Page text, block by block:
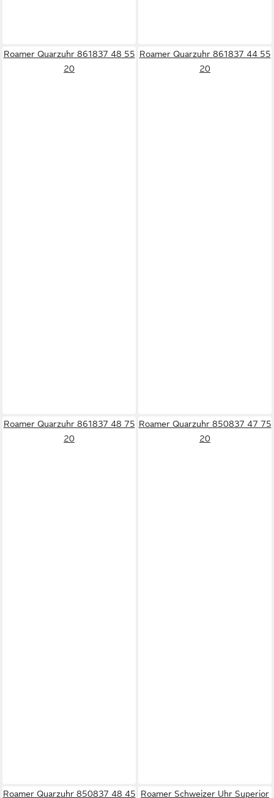
Roamer Quarzuhr 861837 48 55
20
Roamer Quarzuhr 861837 44 55
20
Roamer Quarzuhr 861837 48 75
20
Roamer Quarzuhr 850837 47 75
20
Roamer Quarzuhr 850837 48 45 Roamer Schweizer Uhr Superior